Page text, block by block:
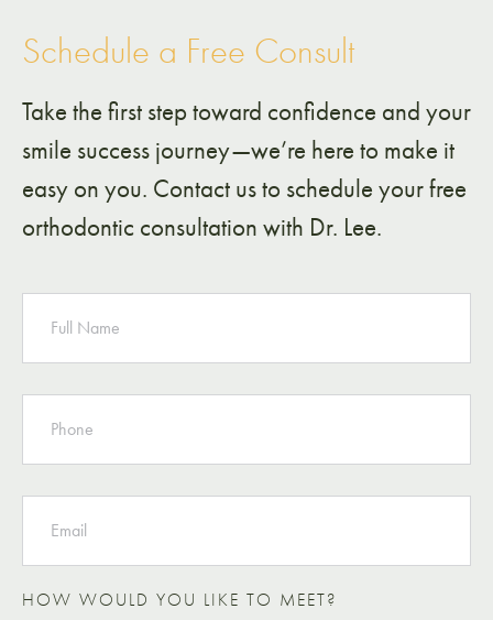
Schedule a Free Consult
Take the first step toward confidence and your
smile success journey—we’re here to make it
easy on you. Contact us to schedule your free
orthodontic consultation with Dr. Lee.
NAME
PHONE
EMAIL
HOW WOULD YOU LIKE TO MEET?